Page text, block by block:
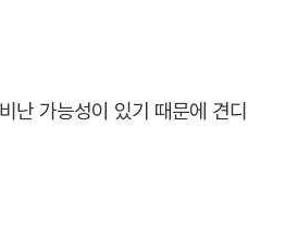
난 가능성이 있기 때문에 견디